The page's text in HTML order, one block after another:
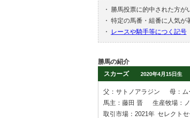
・ 勝馬投票に的中された方が
・ 特定の馬番・組番に人気が
・
レースや騎手等につく記号
勝馬の紹介
スカーズ
2020年4月15日生
父：サトノアラジン
母：ム
馬主：藤田 晋
生産牧場：
取引市場：2021年 セレクト